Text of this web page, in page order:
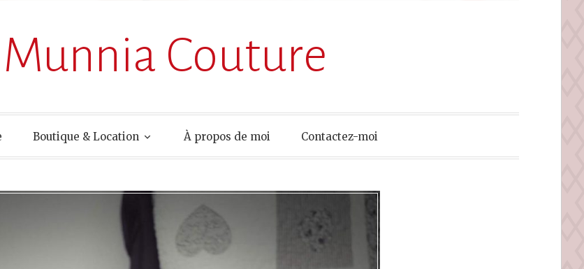
Munnia Couture
Boutique & Location À propos de moi Contactez-moi